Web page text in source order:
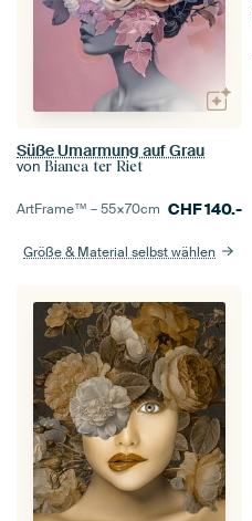
Süße Umarmung auf Grau
von Bianca ter Riet
ArtFrame™ –55×70cm CHF140.-
Größe & Material selbst wählen